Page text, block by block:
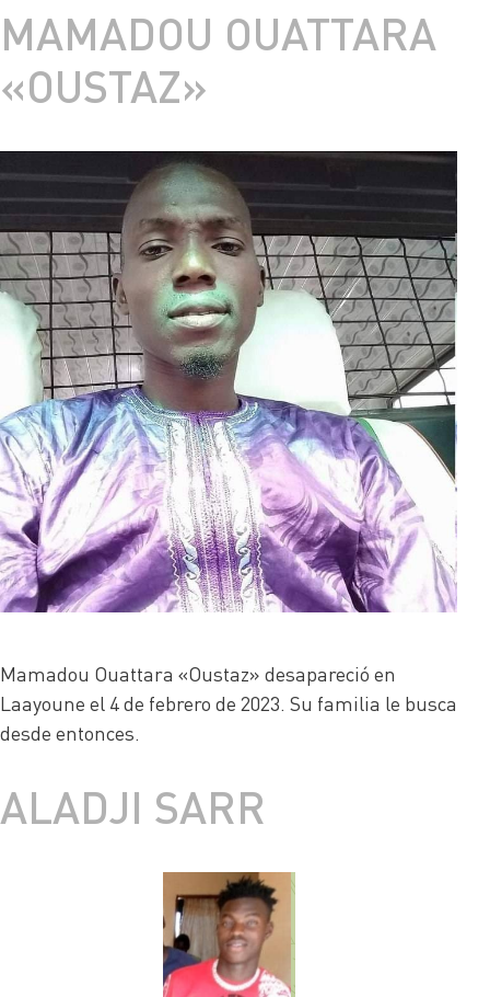
MAMADOU OUATTARA
«OUSTAZ»
Mamadou Ouattara «Oustaz» desapareció en
Laayoune el 4 de febrero de 2023. Su familia le busca
desde entonces.
ALADJI SARR